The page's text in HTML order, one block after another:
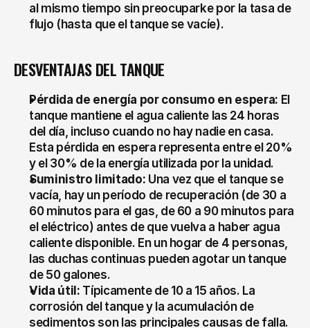
al mismo tiempo sin preocuparke por la tasa de
flujo (hasta que el tanque se vacíe).
DESVENTAJAS DEL TANQUE
Pérdida de energía por consumo en espera: El
tanque mantiene el agua caliente las 24 horas
del día, incluso cuando no hay nadie en casa.
Esta pérdida en espera representa entre el 20%
y el 30% de la energía utilizada por la unidad.
Suministro limitado: Una vez que el tanque se
vacía, hay un período de recuperación (de 30 a
60 minutos para el gas, de 60 a 90 minutos para
el eléctrico) antes de que vuelva a haber agua
caliente disponible. En un hogar de 4 personas,
las duchas continuas pueden agotar un tanque
de 50 galones.
Vida útil: Típicamente de 10 a 15 años. La
corrosión del tanque y la acumulación de
sedimentos son las principales causas de falla.